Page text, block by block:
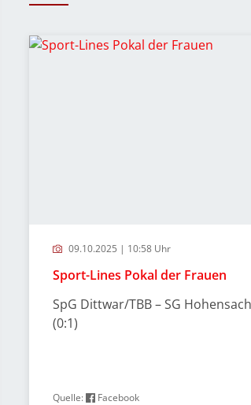
09.10.2025 | 10:58 Uhr
Sport-Lines Pokal der Frauen
SpG Dittwar/TBB – SG
(0:1)
Quelle: Facebook